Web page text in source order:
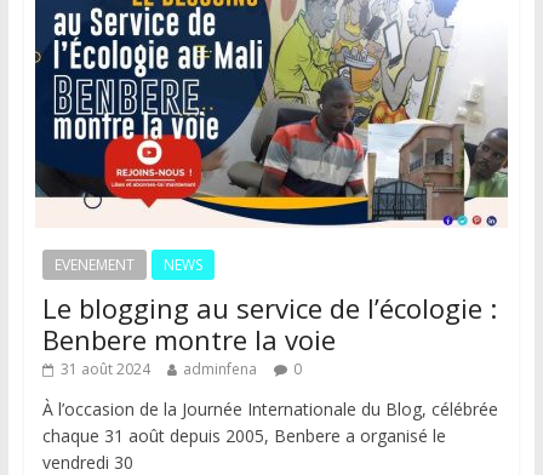
EVENEMENT NEWS
Le blogging au service de l’écologie :
Benbere montre la voie
31 août 2024 adminfena 0
À l’occasion de la Journée Internationale du Blog, célébrée
chaque 31 août depuis 2005, Benbere a organisé le
vendredi 30